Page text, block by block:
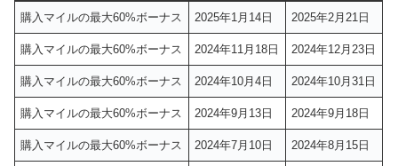
購入マイルの最大60%ボーナス 2025年1月14日 2025年2月21日
購入マイルの最大60%ボーナス 2024年11月18日 2024年12月23日
購入マイルの最大60%ボーナス 2024年10月4日 2024年10月31日
購入マイルの最大60%ボーナス 2024年9月13日 2024年9月18日
購入マイルの最大60%ボーナス 2024年7月10日 2024年8月15日